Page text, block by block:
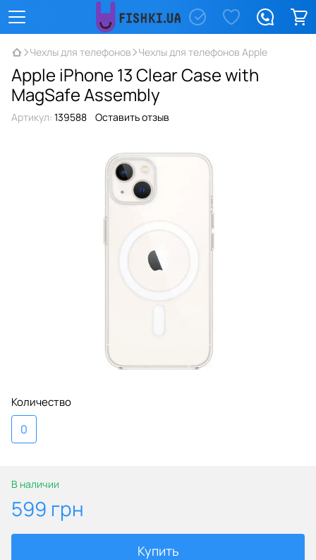
Чехлы для телефонов Чехлы для телефонов Apple
Apple iPhone 13 Clear Case with
MagSafe Assembly
Артикул: 139588 Оставить отзыв
Количество
0
В наличии
599 грн
Купить